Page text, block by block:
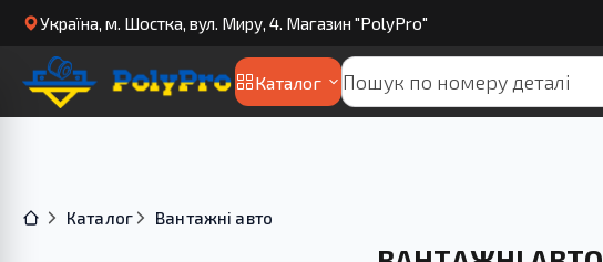
Українa, м. Шостка, вул. Миру, 4. Магазин "PolyPro"
Каталог
Каталог Вантажні авто